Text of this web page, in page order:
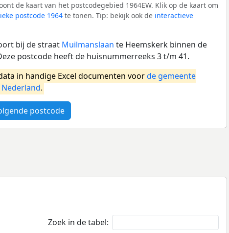
de kaart van het postcodegebied 1964EW. Klik op de kaart om
postcode 1964 te tonen. Tip: bekijk ook de interactieve
bij de straat Muilmanslaan te Heemskerk binnen de
postcode heeft de huisnummerreeks 3 t/m 41.
in handige Excel documenten voorde gemeente
Nederland.
postcode
Zoek in de tabel: